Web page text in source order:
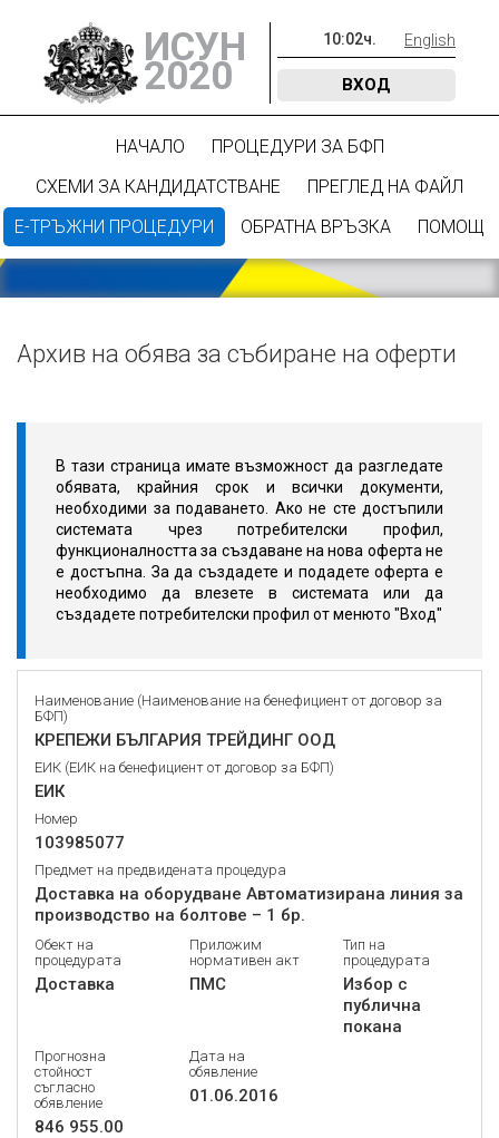
ИСУН
2020
10:02ч. English
ВХОД
НАЧАЛО
ПРОЦЕДУРИ ЗА БФП
СХЕМИ ЗА КАНДИДАТСТВАНЕ
ПРЕГЛЕД НА ФАЙЛ
Е-ТРЪЖНИ ПРОЦЕДУРИ
ОБРАТНА ВРЪЗКА ПОМОЩ
Архив на обява за събиране на оферти
В тази страница имате възможност да разгледате
обявата, крайния срок и всички документи,
необходими за подаването. Ако не сте достъпили
системата чрез потребителски профил,
функционалността за създаване на нова оферта не
е достъпна. За да създадете и подадете оферта е
необходимо да влезете в системата или да
създадете потребителски профил от менюто "Вход"
Наименование (Наименование на бенефициент от договор за
БФП)
КРЕПЕЖИ БЪЛГАРИЯ ТРЕЙДИНГ ООД
ЕИК (ЕИК на бенефициент от договор за БФП)
ЕИК
Номер
103985077
Предмет на предвидената процедура
Доставка на оборудване Автоматизирана линия за
производство на болтове – 1 бр.
Обект на
процедурата
Доставка
Приложим
нормативен акт
ПМС
Тип на
процедурата
Избор с
публична
покана
Прогнозна
стойност
съгласно
обявление
846 955.00
Дата на
обявление
01.06.2016